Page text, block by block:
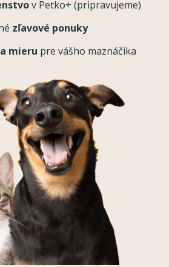
v Petko+ (pripravujeme)
zľavové ponuky
mieru pre vášho maznáčika